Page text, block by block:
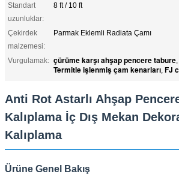
Standart
uzunluklar:
8 ft / 10 ft
Çekirdek
malzemesi:
Parmak Eklemli Radiata Çamı
Vurgulamak: çürüme karşı ahşap pencere tabure,
Termitle işlenmiş çam kenarları, FJ
Anti Rot Astarlı Ahşap
Kalıplama İç Dış Mekan
Kalıplama
Ürüne Genel Bakış